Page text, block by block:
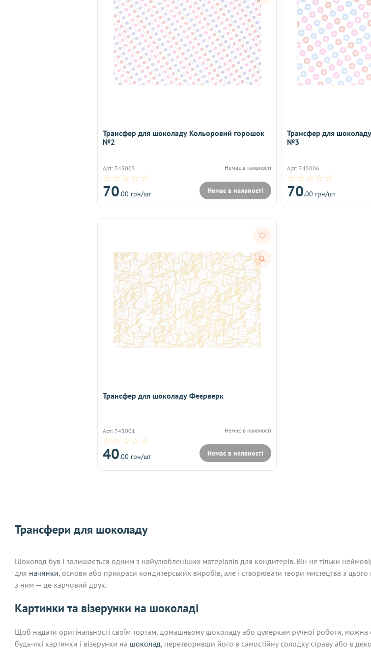
Трансфер для шоколаду Кольоровий горошок
№2
Арт: 745005 Немає в наявності
70.00 грн/шт Немає в наявності
Трансфер для
№3
Арт: 745006
70.00 грн/шт
Трансфер для шоколаду Феєрверк
Арт: 745001 Немає в наявності
40.00 грн/шт Немає в наявності
Трансфери для шоколаду
Шоколад був і залишається одним з найулюбленіших матеріалів для кондитерів. Він не тільки
для начинки, основи або прикраси кондитерських виробів, але і створювати твори мистецтва з
з ним — це харчовий друк.
Картинки та візерунки на шоколаді
Щоб надати оригінальності своїм тортам, домашньому шоколаду або цукеркам ручної роботи,
будь-які картинки і візерунки на шоколад, перетворивши його в самостійну солодку страву або в